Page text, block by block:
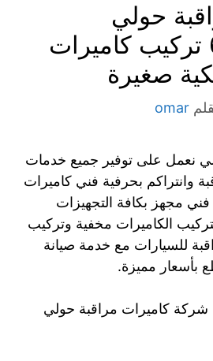
حولي
66428585 تركيب كاميرات
صغيرة
omar
نعمل على توفير جميع خدمات
وانتراكم بحرفية فني كاميرات
مجهز بكافة التجهيزات
الكاميرات مخفية وتركيب
للسيارات مع خدمة صيانة
بأسعار مميزة.
شركة كاميرات مراقبة حولي